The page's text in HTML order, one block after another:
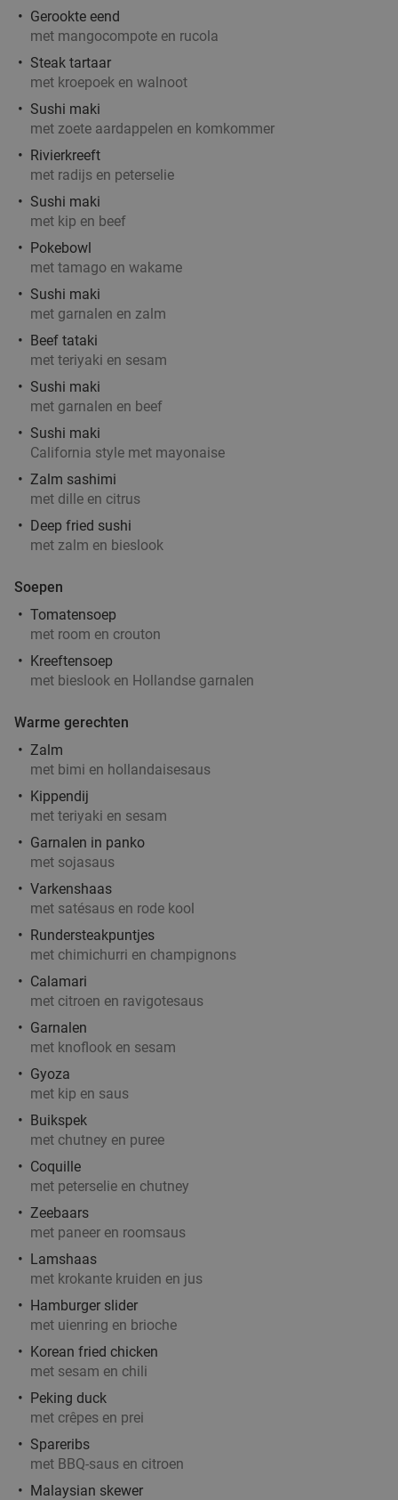
Gerookte eend
met mangocompote en rucola
Steak tartaar
met kroepoek en walnoot
Sushi maki
met zoete aardappelen en komkommer
Rivierkreeft
met radijs en peterselie
Sushi maki
met kip en beef
Pokebowl
met tamago en wakame
Sushi maki
met garnalen en zalm
Beef tataki
met teriyaki en sesam
Sushi maki
met garnalen en beef
Sushi maki
California style met mayonaise
Zalm sashimi
met dille en citrus
Deep fried sushi
met zalm en bieslook
Soepen
Tomatensoep
met room en crouton
Kreeftensoep
met bieslook en Hollandse garnalen
Warme gerechten
Zalm
met bimi en hollandaisesaus
Kippendij
met teriyaki en sesam
Garnalen in panko
met sojasaus
Varkenshaas
met satésaus en rode kool
Rundersteakpuntjes
met chimichurri en champignons
Calamari
met citroen en ravigotesaus
Garnalen
met knoflook en sesam
Gyoza
met kip en saus
Buikspek
met chutney en puree
Coquille
met peterselie en chutney
Zeebaars
met paneer en roomsaus
Lamshaas
met krokante kruiden en jus
Hamburger slider
met uienring en brioche
Korean fried chicken
met sesam en chili
Peking duck
met crêpes en prei
Spareribs
met BBQ-saus en citroen
Malaysian skewer